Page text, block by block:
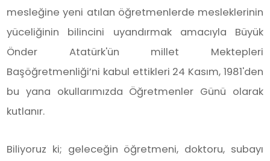
mesleğine yeni atılan öğretmenlerde mesleklerinin
yüceliğinin bilincini uyandırmak amacıyla Büyük
Önder Atatürk'ün millet Mektepleri
Başöğretmenliği’ni kabul ettikleri 24 Kasım, 1981'den
bu yana okullarımızda Öğretmenler Günü olarak
kutlanır.
Biliyoruz ki; geleceğin öğretmeni, doktoru, subayı